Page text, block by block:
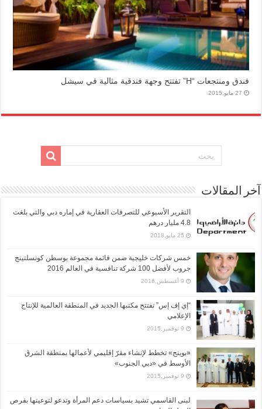
فندق ومنتجعات “H” تفتتح وجهة فندقية مثالية في سيشل
27 مايو,2015
آخر المقالات
التقرير الأسبوعي للتصرفات العقارية في إماره دبي والتي بلغت
4.8 مليار درهم
25 مايو,2018
خمس شركات خليجية ضمن قائمة مجموعة بوسطن كونسلتينج
جروب لأفضل 100 شركة تنافسية في العالم 2016
9 أغسطس,2016
“إي إف إس” تفتتح مكتبها الجديد في المنطقة العالمية للإنتاج
الإعلامي
9 نوفمبر,2015
«بوينج» تخطط لإنشاء مقرّ إقليمي لأعمالها بمنطقة الشرق
الأوسط في «دبي الجنوب»
9 نوفمبر,2015
لبنى القاسمي تشيد بسياسات دعم المرأة وتدعو لتوعيتها بفرص